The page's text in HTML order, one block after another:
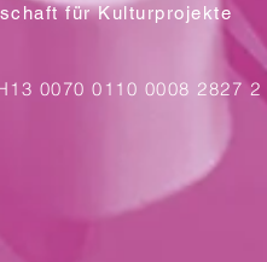
für Kulturprojekte
0070 0110 0008 2827 2